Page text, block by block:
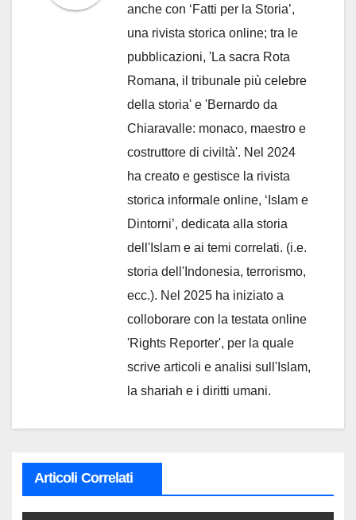
anche con ‘Fatti per la Storia’,
una rivista storica online; tra le
pubblicazioni, 'La sacra Rota
Romana, il tribunale più celebre
della storia' e 'Bernardo da
Chiaravalle: monaco, maestro e
costruttore di civiltà'. Nel 2024
ha creato e gestisce la rivista
storica informale online, ‘Islam e
Dintorni’, dedicata alla storia
dell'Islam e ai temi correlati. (i.e.
storia dell'Indonesia, terrorismo,
ecc.). Nel 2025 ha iniziato a
colloborare con la testata online
'Rights Reporter', per la quale
scrive articoli e analisi sull'Islam,
la shariah e i diritti umani.
Articoli Correlati